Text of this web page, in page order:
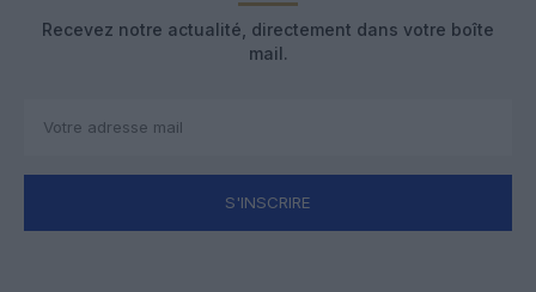
Recevez notre actualité, directement dans votre boîte
mail.
S'INSCRIRE